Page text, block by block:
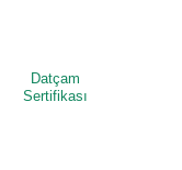
Datçam
Sertifikası